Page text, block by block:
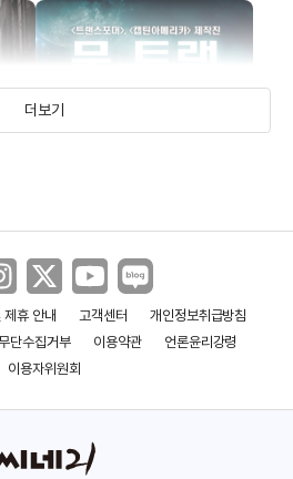
문트랩: 타겟 어스
더보기
제휴 안내 고객센터
개인정보취급방침
단수집거부 이용약관
언론윤리강령
이용자위원회